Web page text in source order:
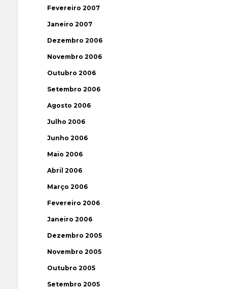
Fevereiro 2007
Janeiro 2007
Dezembro 2006
Novembro 2006
Outubro 2006
Setembro 2006
Agosto 2006
Julho 2006
Junho 2006
Maio 2006
Abril 2006
Março 2006
Fevereiro 2006
Janeiro 2006
Dezembro 2005
Novembro 2005
Outubro 2005
Setembro 2005